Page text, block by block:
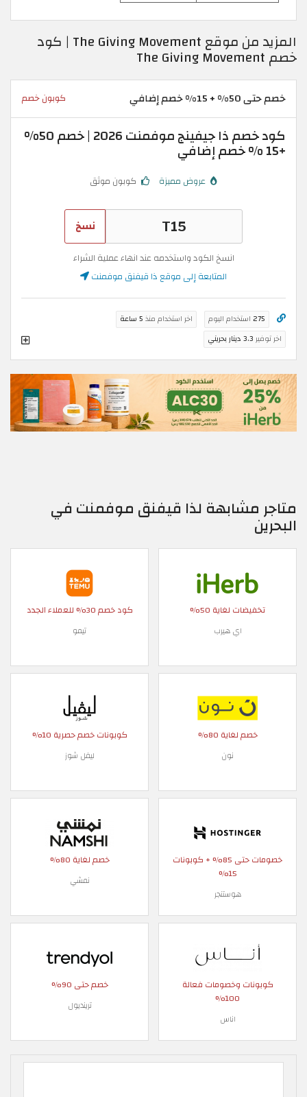
المزيد من موقع The Giving Movement | كود
خصم The Giving Movement
خصم حتى 50% + 15% خصم إضافي كوبون خصم
كود خصم ذا جيفينج موفمنت 2026 | خصم 50%
+15 % خصم إضافي
عروض مميزة كوبون موثق
نسخ
انسخ الكود واستخدمه عند انهاء عملية الشراء
المتابعة إلى موقع ذا قيفنق موفمنت
275 استخدام اليوم اخر استخدام منذ 5 ساعة
اخر توفير 3.3 دينار بحريني
متاجر مشابهة لذا قيفنق موفمنت في
البحرين
تخفيضات لغاية 50%
اي هيرب
كود خصم 30% للعملاء الجدد
تيمو
خصم لغاية 80%
نون
كوبونات خصم حصرية 10%
ليفل شوز
خصومات حتى 85% + كوبونات
15%
هوستنجر
خصم لغاية 80%
نمشي
كوبونات وخصومات فعالة
100%
اناس
خصم حتى 90%
ترينديول